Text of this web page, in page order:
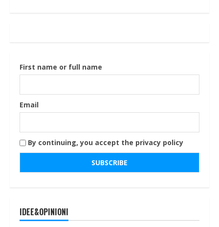
First name or full name
Email
By continuing, you accept the privacy policy
IDEE&OPINIONI